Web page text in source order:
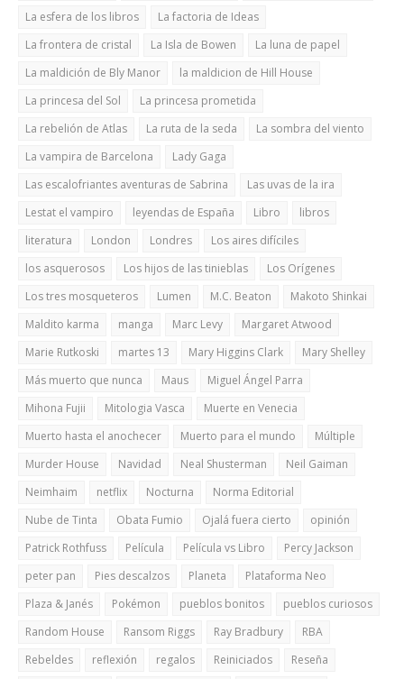
La esfera de los libros
La factoria de Ideas
La frontera de cristal
La Isla de Bowen
La luna de papel
La maldición de Bly Manor
la maldicion de Hill House
La princesa del Sol
La princesa prometida
La rebelión de Atlas
La ruta de la seda
La sombra del viento
La vampira de Barcelona
Lady Gaga
Las escalofriantes aventuras de Sabrina
Las uvas de la ira
Lestat el vampiro
leyendas de España Libro
libros
literatura
London Londres
Los aires difíciles
los asquerosos
Los hijos de las tinieblas
Los Orígenes
Los tres mosqueteros
Lumen M.C. Beaton
Makoto Shinkai
Maldito karma
manga Marc Levy
Margaret Atwood
Marie Rutkoski
martes 13 Mary Higgins Clark
Mary Shelley
Más muerto que nunca
Maus
Miguel Ángel Parra
Mihona Fujii
Mitologia Vasca
Muerte en Venecia
Muerto hasta el anochecer
Muerto para el mundo
Múltiple
Murder House
Navidad Neal Shusterman
Neil Gaiman
Neimhaim
netflix Nocturna
Norma Editorial
Nube de Tinta
Obata Fumio Ojalá fuera cierto
opinión
Patrick Rothfuss
Película Película vs Libro
Percy Jackson
peter pan
Pies descalzos Planeta
Plataforma Neo
Plaza & Janés
Pokémon pueblos bonitos
pueblos curiosos
Random House
Ransom Riggs Ray Bradbury
RBA
Rebeldes
reflexión regalos Reiniciados
Reseña